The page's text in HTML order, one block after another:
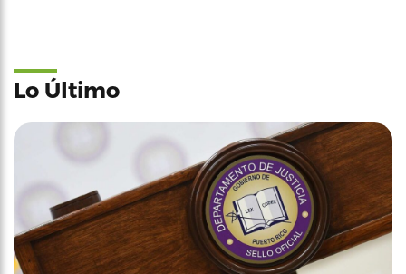
Lo Último